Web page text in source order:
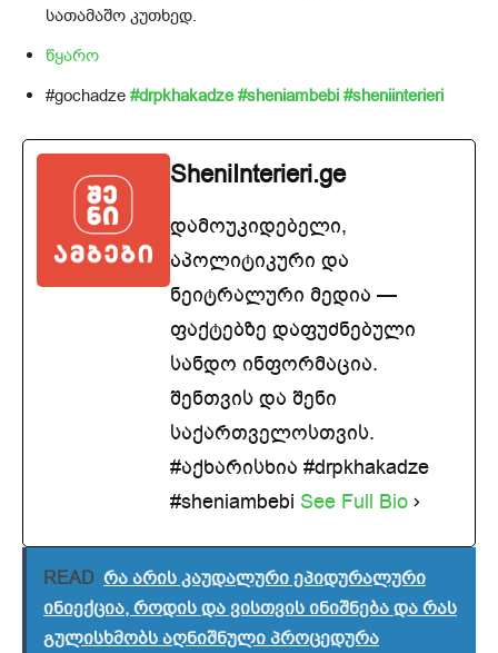
სათამაშო კუთხედ.
წყარო
#gochadze #drpkhakadze #sheniambebi #sheniinterieri
SheniInterieri.ge
დამოუკიდებელი,
აპოლიტიკური და
ნეიტრალური მედია —
ფაქტებზე დაფუძნებული
სანდო ინფორმაცია.
შენთვის და შენი
საქართველოსთვის.
#აქხარისხია #drpkhakadze
#sheniambebi See Full Bio
READ რა არის კაუდალური ეპიდურალური
ინიექცია, როდის და ვისთვის ინიშნება და რას
გულისხმობს აღნიშნული პროცედურა